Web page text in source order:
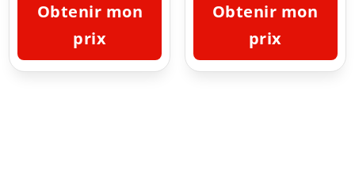
Obtenir mon
prix
Obtenir mon
prix